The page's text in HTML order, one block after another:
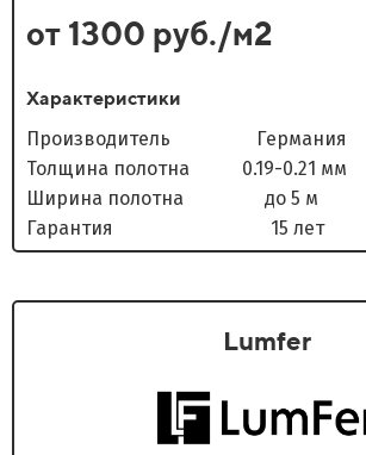
от 1300 руб./м2
Характеристики
Производитель Германия
Толщина полотна 0.19-0.21 мм
Ширина полотна до 5 м
Гарантия 15 лет
Lumfer